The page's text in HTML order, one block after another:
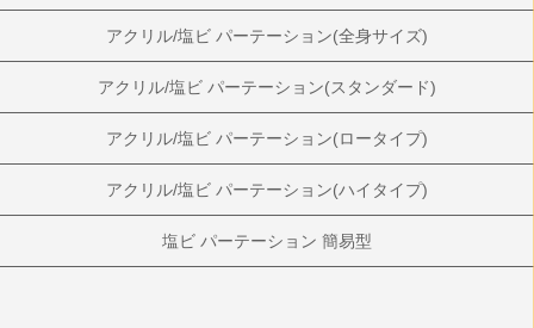
アクリル/塩ビ パーテーション(全身サイズ)
アクリル/塩ビ パーテーション(スタンダード)
アクリル/塩ビ パーテーション(ロータイプ)
アクリル/塩ビ パーテーション(ハイタイプ)
塩ビ パーテーション 簡易型